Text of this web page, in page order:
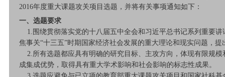
2016年度重大课题攻关项目选题，并将有关事项通知如下：
一、选题要求
1.围绕贯彻落实党的十八届五中全会和习近平总书记系列重要
焦事关“十三五”时期国家经济社会发展的重大理论和现实问题，
2.所有选题都应具有明确的研究目标、主攻方向，体现有限规
成集成优势，取得具有重大学术影响和社会影响的标志性成果。